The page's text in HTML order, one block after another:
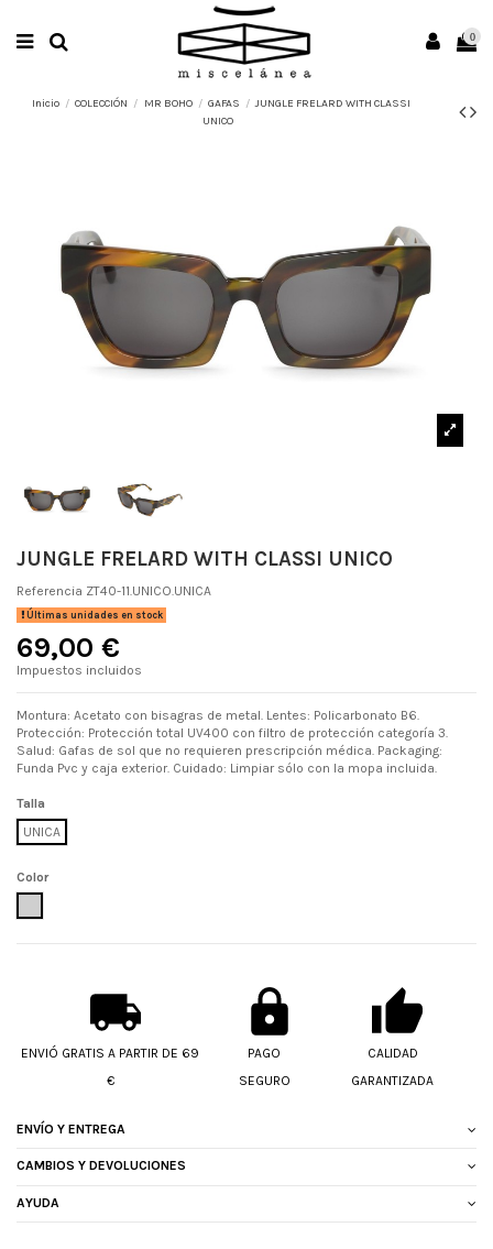
0
Inicio COLECCIÓN MR BOHO GAFAS
JUNGLE FRELARD WITH CLASSI
UNICO
JUNGLE FRELARD WITH CLASSI UNICO
Referencia ZT40-11.UNICO.UNICA
Últimas unidades en stock
69,00 €
Impuestos incluidos
Montura: Acetato con bisagras de metal. Lentes: Policarbonato B6.
Protección: Protección total UV400 con filtro de protección categoría 3.
Salud: Gafas de sol que no requieren prescripción médica. Packaging:
Funda Pvc y caja exterior. Cuidado: Limpiar sólo con la mopa incluida.
Talla
UNICA
Color
ENVIÓ GRATIS A PARTIR DE 69
€
PAGO
SEGURO
CALIDAD
GARANTIZADA
ENVÍO Y ENTREGA
CAMBIOS Y DEVOLUCIONES
AYUDA